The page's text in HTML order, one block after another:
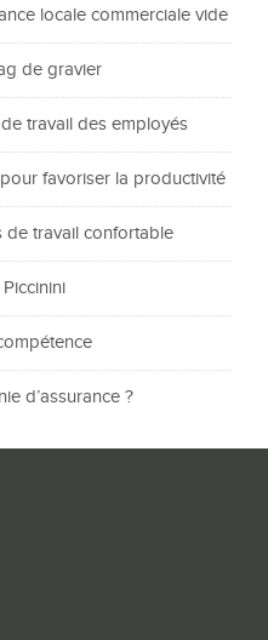
locale commerciale vide
de gravier
travail des employés
favoriser la productivité
de travail confortable
d’assurance ?